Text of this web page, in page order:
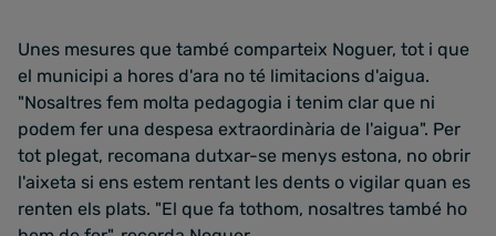
Unes mesures que també comparteix Noguer, tot i que
el municipi a hores d'ara no té limitacions d'aigua.
"Nosaltres fem molta pedagogia i tenim clar que ni
podem fer una despesa extraordinària de l'aigua". Per
tot plegat, recomana dutxar-se menys estona, no obrir
l'aixeta si ens estem rentant les dents o vigilar quan es
renten els plats. "El que fa tothom, nosaltres també ho